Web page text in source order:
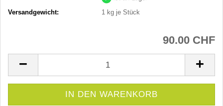
Versandgewicht:
1 kg je Stück
90.00 CHF